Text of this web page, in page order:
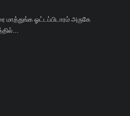
மாத்துங்க ஓட்டப்பிடாரம் அருகே